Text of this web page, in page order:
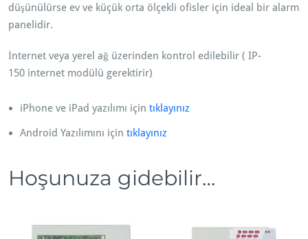
e
n
ş
y
e
düşünülürse ev ve küçük orta ölçekli ofisler için ideal bir alarm
panelidir.
İnternet veya yerel ağ üzerinden kontrol edilebilir ( IP-
150 internet modülü gerektirir)
iPhone ve iPad yazılımı için tıklayınız
Android Yazılımını için tıklayınız
Hoşunuza gidebilir…